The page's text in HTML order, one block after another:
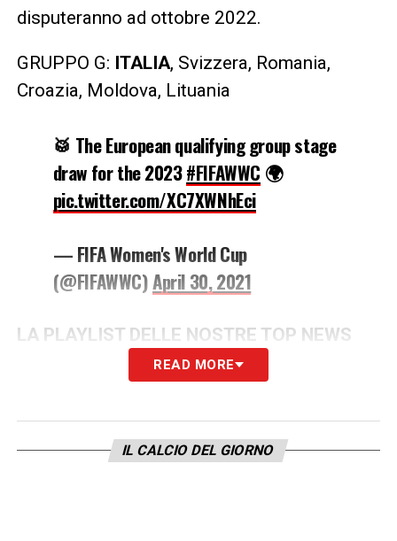
disputeranno ad ottobre 2022.
GRUPPO G: ITALIA, Svizzera, Romania,
Croazia, Moldova, Lituania
🥁 The European qualifying group stage
draw for the 2023#FIFAWWC 🌍
pic.twitter.com/XC7XWNhEci
— FIFA Women's World Cup
(@FIFAWWC)April 30, 2021
LA PLAYLIST DELLE NOSTRE TOP NEWS
READ MORE
IL CALCIO DEL GIORNO